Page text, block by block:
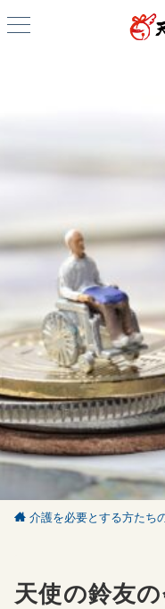
介護を必要とする方たち
天使の鈴友